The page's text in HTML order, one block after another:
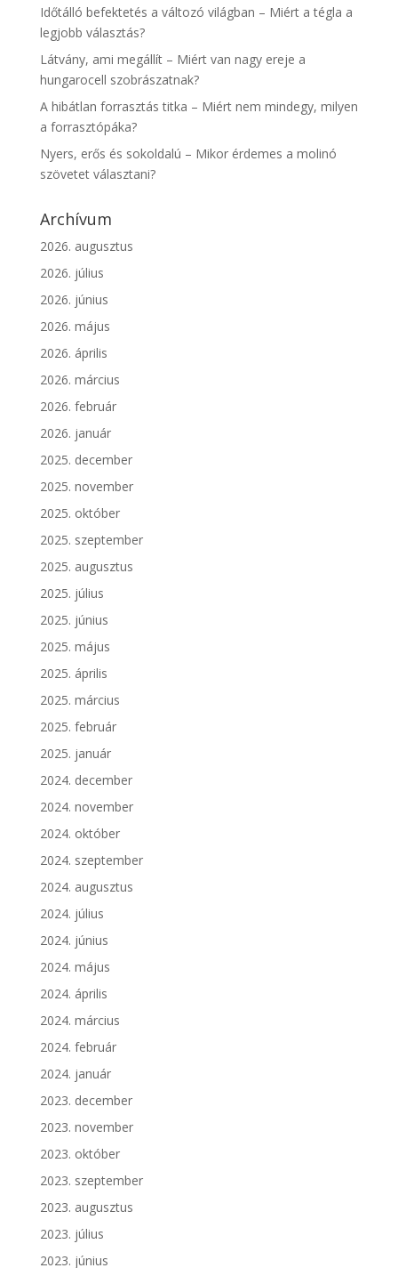
Időtálló befektetés a változó világban – Miért a tégla a
legjobb választás?
Látvány, ami megállít – Miért van nagy ereje a
hungarocell szobrászatnak?
A hibátlan forrasztás titka – Miért nem mindegy, milyen
a forrasztópáka?
Nyers, erős és sokoldalú – Mikor érdemes a molinó
szövetet választani?
Archívum
2026. augusztus
2026. július
2026. június
2026. május
2026. április
2026. március
2026. február
2026. január
2025. december
2025. november
2025. október
2025. szeptember
2025. augusztus
2025. július
2025. június
2025. május
2025. április
2025. március
2025. február
2025. január
2024. december
2024. november
2024. október
2024. szeptember
2024. augusztus
2024. július
2024. június
2024. május
2024. április
2024. március
2024. február
2024. január
2023. december
2023. november
2023. október
2023. szeptember
2023. augusztus
2023. július
2023. június